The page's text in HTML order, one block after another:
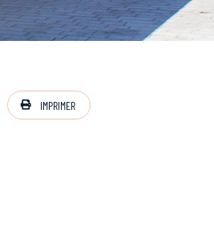
IMPRIMER